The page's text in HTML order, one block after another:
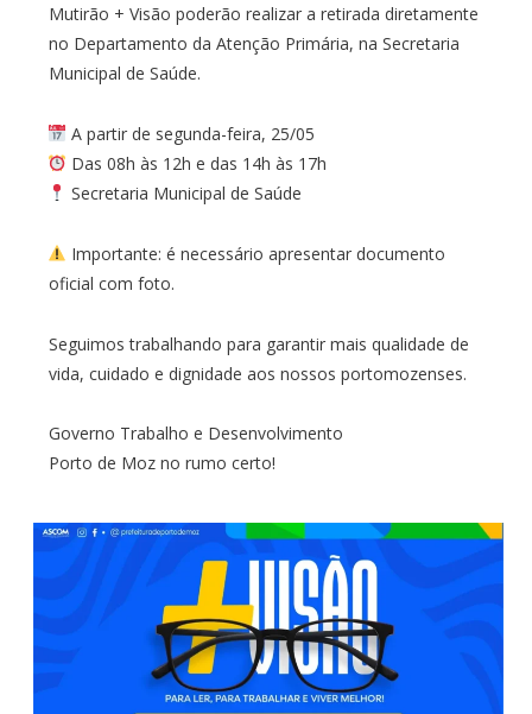
Mutirão + Visão poderão realizar a retirada diretamente
no Departamento da Atenção Primária, na Secretaria
Municipal de Saúde.
A partir de segunda-feira, 25/05
Das 08h às 12h e das 14h às 17h
Secretaria Municipal de Saúde
Importante: é necessário apresentar documento
oficial com foto.
Seguimos trabalhando para garantir mais qualidade de
vida, cuidado e dignidade aos nossos portomozenses.
Governo Trabalho e Desenvolvimento
Porto de Moz no rumo certo!